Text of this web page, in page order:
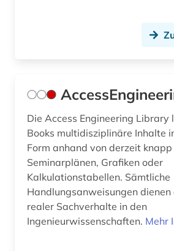
digitale fotografie (2)
digitalisierung (5)
din-en-iso-norm (1)
din-iso-norm (1)
din-norm (6)
Die Access Engineering Library
Books multidisziplinäre Inhalte
Form anhand von derzeit
Seminarplänen, Grafiken oder
Kalkulationstabellen. Sämtliche
Handlungsanweisungen dienen
realer Sachverhalte in den
Ingenieurwissenschaften. Mehr